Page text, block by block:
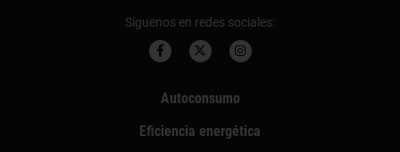
Síguenos en redes sociales:
Autoconsumo
Eficiencia energética